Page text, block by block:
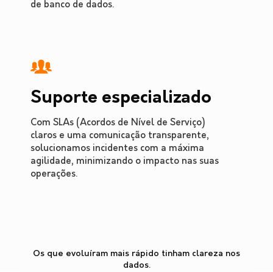
de banco de dados.
Suporte especializado
Com SLAs (Acordos de Nível de Serviço)
claros e uma comunicação transparente,
solucionamos incidentes com a máxima
agilidade, minimizando o impacto nas suas
operações.
Os que evoluíram mais rápido tinham clareza nos
dados.